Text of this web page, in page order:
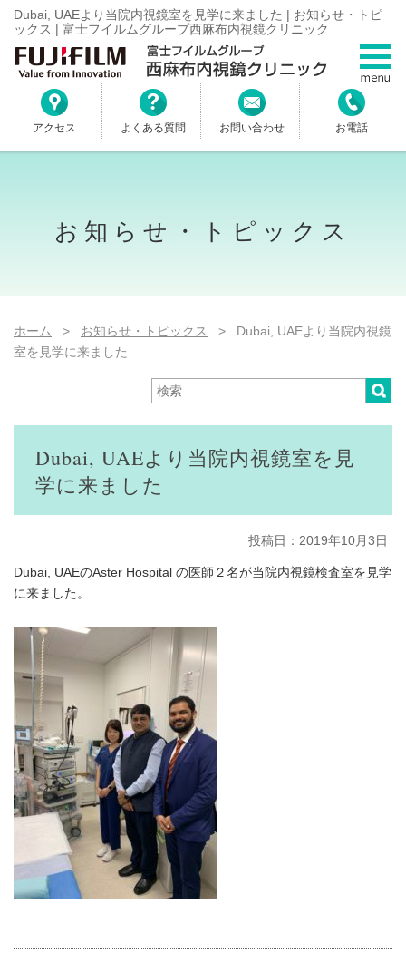
Dubai, UAEより当院内視鏡室を見学に来ました | お知らせ・トピ
ックス | 富士フイルムグループ西麻布内視鏡クリニック
アクセス よくある質問 お問い合わせ お電話
お知らせ・トピックス
ホーム > お知らせ・トピックス
> Dubai, UAEより当院内視鏡
室を見学に来ました
Dubai, UAEより当院内視鏡室を見
学に来ました
投稿日：2019年10月3日
Dubai, UAEのAster Hospital の医師２名が当院内視鏡検査室を見学
に来ました。